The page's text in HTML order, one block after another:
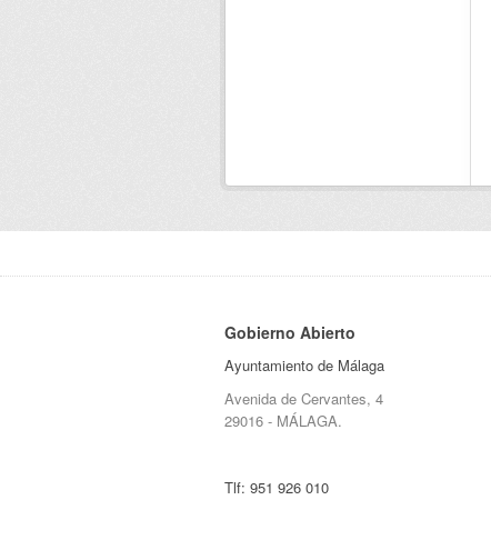
Gobierno Abierto
Ayuntamiento de Málaga
Avenida de Cervantes, 4
29016 - MÁLAGA.
Tlf: 951 926 010